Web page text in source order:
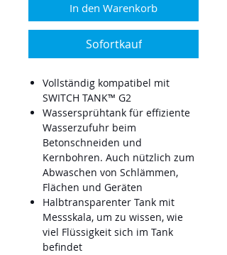
In den Warenkorb
Sofortkauf
Vollständig kompatibel mit
SWITCH TANK™ G2
Wassersprühtank für effiziente
Wasserzufuhr beim
Betonschneiden und
Kernbohren. Auch nützlich zum
Abwaschen von Schlämmen,
Flächen und Geräten
Halbtransparenter Tank mit
Messskala, um zu wissen, wie
viel Flüssigkeit sich im Tank
befindet